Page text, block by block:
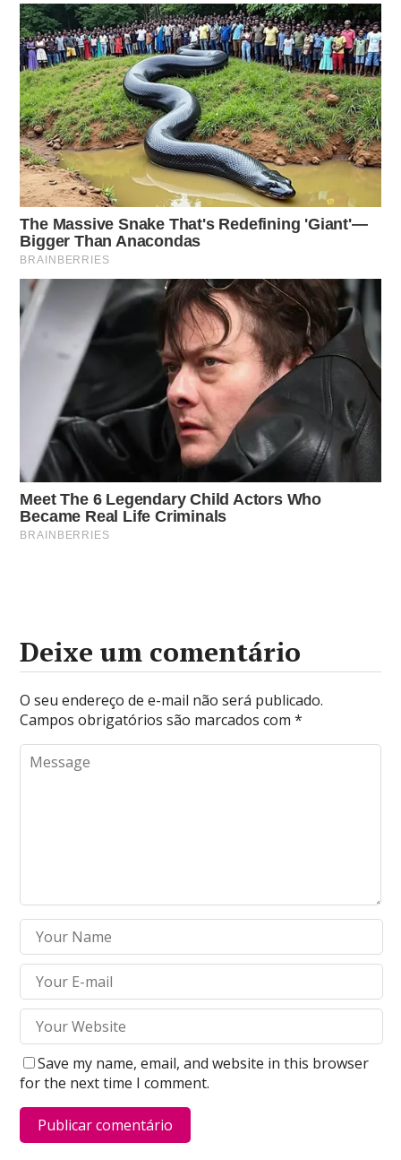
Deixe um comentário
O seu endereço de e-mail não será publicado.
Campos obrigatórios são marcados com*
Save my name, email, and website in this browser
for the next time I comment.